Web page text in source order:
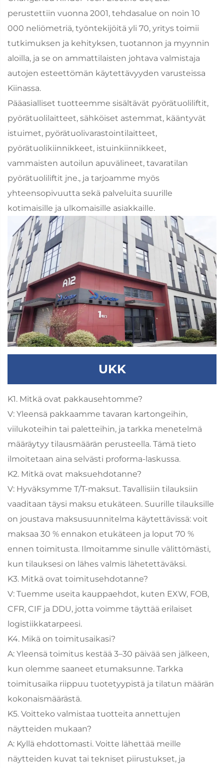
perustettiin vuonna 2001, tehdasalue on noin 10
000 neliömetriä, työntekijöitä yli 70, yritys toimii
tutkimuksen ja kehityksen, tuotannon ja myynnin
aloilla, ja se on ammattilaisten johtava valmistaja
autojen esteettömän käytettävyyden varusteissa
Kiinassa.
Pääasialliset tuotteemme sisältävät pyörätuoliliftit,
pyörätuolilaitteet, sähköiset astemmat, kääntyvät
istuimet, pyörätuolivarastointilaitteet,
pyörätuolikiinnikkeet, istuinkiinnikkeet,
vammaisten autoilun apuvälineet, tavaratilan
pyörätuoliliftit jne., ja tarjoamme myös
yhteensopivuutta sekä palveluita suurille
kotimaisille ja ulkomaisille asiakkaille.
UKK
K1. Mitkä ovat pakkausehtomme?
V: Yleensä pakkaamme tavaran kartongeihin,
viilukoteihin tai paletteihin, ja tarkka menetelmä
määräytyy tilausmäärän perusteella. Tämä tieto
ilmoitetaan aina selvästi proforma-laskussa.
K2. Mitkä ovat maksuehdotanne?
V: Hyväksymme T/T-maksut. Tavallisiin tilauksiin
vaaditaan täysi maksu etukäteen. Suurille tilauksille
on joustava maksusuunnitelma käytettävissä: voit
maksaa 30 % ennakon etukäteen ja loput 70 %
ennen toimitusta. Ilmoitamme sinulle välittömästi,
kun tilauksesi on lähes valmis lähetettäväksi.
K3. Mitkä ovat toimitusehdotanne?
V: Tuemme useita kauppaehdot, kuten EXW, FOB,
CFR, CIF ja DDU, jotta voimme täyttää erilaiset
logistiikkatarpeesi.
K4. Mikä on toimitusaikasi?
A: Yleensä toimitus kestää 3–30 päivää sen jälkeen,
kun olemme saaneet etumaksunne. Tarkka
toimitusaika riippuu tuotetyypistä ja tilatun määrän
kokonaismäärästä.
K5. Voitteko valmistaa tuotteita annettujen
näytteiden mukaan?
A: Kyllä ehdottomasti. Voitte lähettää meille
näytteiden kuvat tai tekniset piirustukset, ja